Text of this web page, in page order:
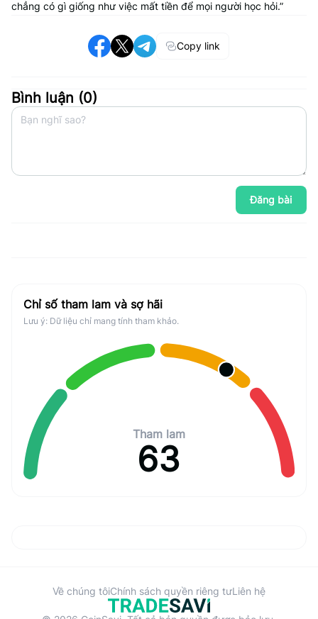
chẳng có gì giống như việc mất tiền để mọi người học hỏi.”
Copy link
Bình luận (0)
Đăng bài
Chỉ số tham lam và sợ hãi
Lưu ý: Dữ liệu chỉ mang tính tham khảo.
Tham lam
63
Về chúng tôiChính sách quyền riêng tưLiên hệ